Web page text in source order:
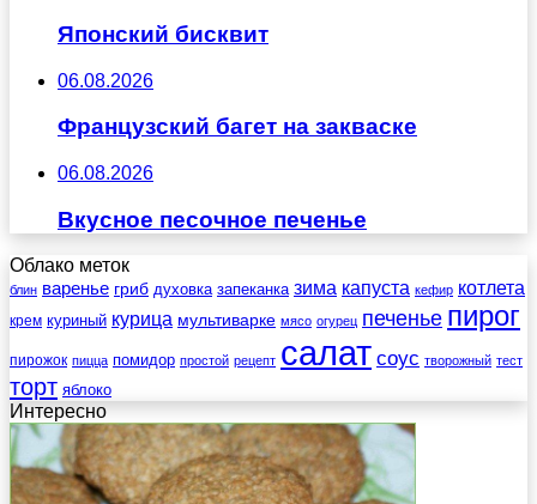
Японский бисквит
06.08.2026
Французский багет на закваске
06.08.2026
Вкусное песочное печенье
Облако меток
блин варенье гриб духовка запеканка зима капуста кефир котлета
крем куриный курица мультиварке мясо огурец печенье пирог
пирожок пицца помидор простой рецепт салат соус творожный тест
торт яблоко
Интересно